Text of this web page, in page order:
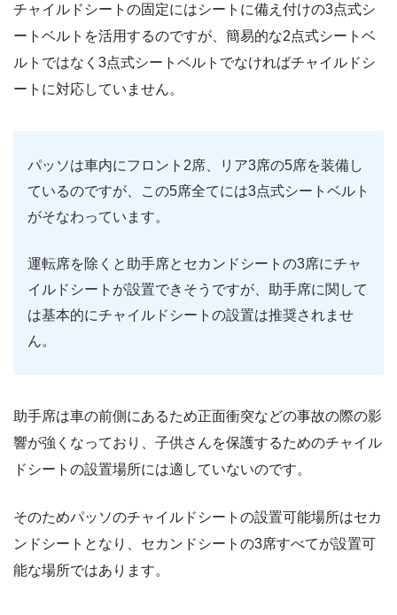
チャイルドシートの固定にはシートに備え付けの3点式シ
ートベルトを活用するのですが、簡易的な2点式シートベ
ルトではなく3点式シートベルトでなければチャイルドシ
ートに対応していません。
パッソは車内にフロント2席、リア3席の5席を装備し
ているのですが、この5席全てには3点式シートベルト
がそなわっています。
運転席を除くと助手席とセカンドシートの3席にチャ
イルドシートが設置できそうですが、助手席に関して
は基本的にチャイルドシートの設置は推奨されませ
ん。
助手席は車の前側にあるため正面衝突などの事故の際の影
響が強くなっており、子供さんを保護するためのチャイル
ドシートの設置場所には適していないのです。
そのためパッソのチャイルドシートの設置可能場所はセカ
ンドシートとなり、セカンドシートの3席すべてが設置可
能な場所ではあります。